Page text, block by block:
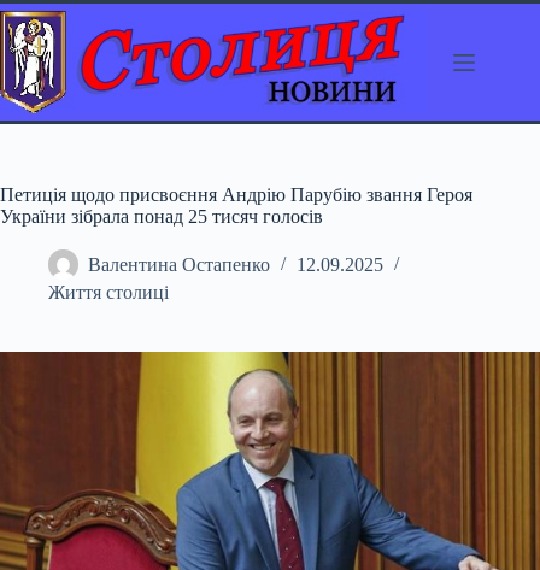
Перейти
до
вмісту
Петиція щодо присвоєння Андрію Парубію звання Героя
України зібрала понад 25 тисяч голосів
Валентина Остапенко
12.09.2025
Життя столиці